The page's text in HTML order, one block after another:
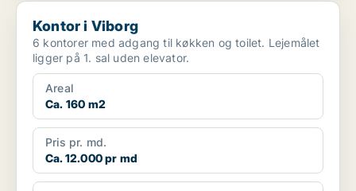
Kontor i Viborg
Kontor i Viborg
6 kontorer med adgang til køkken og toilet. Lejemålet
ligger på 1. sal uden elevator.
Areal
Ca. 160 m2
Pris pr. md.
Ca. 12.000 pr md